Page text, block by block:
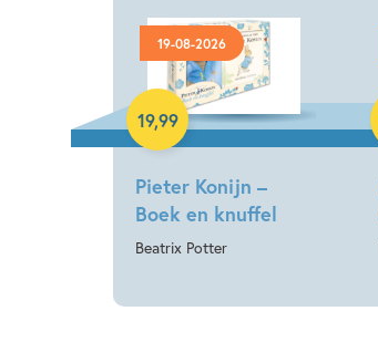
19-08-2026
Pieter Konijn –
Boek en knuffel
Beatrix Potter
19,99
Hardcover